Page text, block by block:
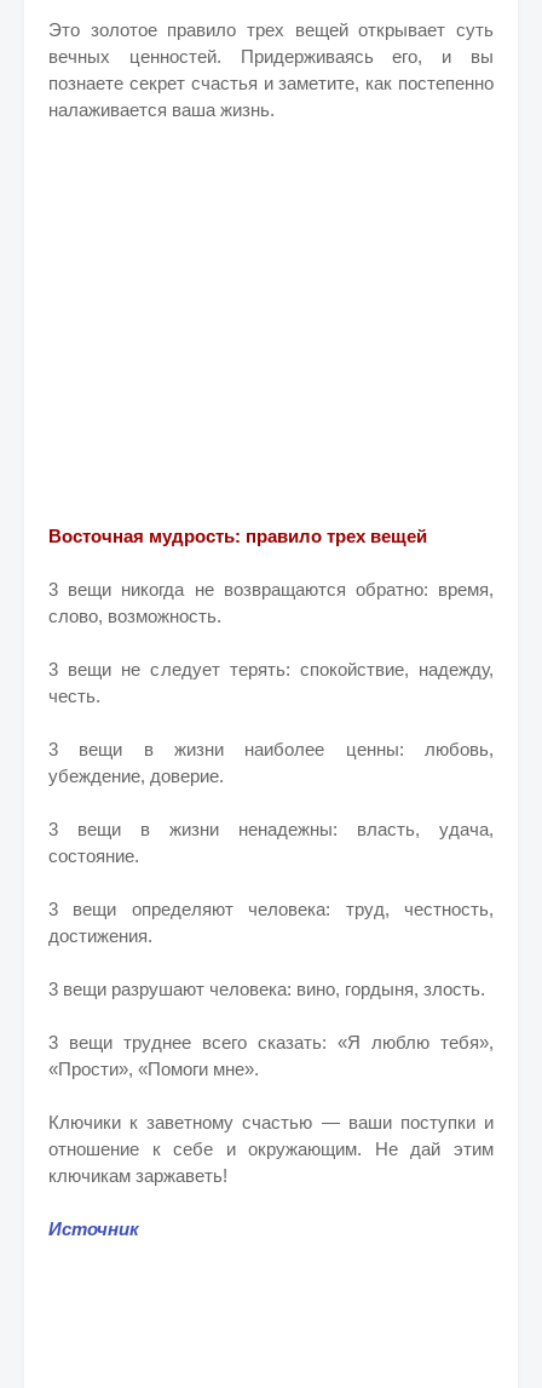
Это золотое правило трех вещей открывает суть
вечных ценностей. Придерживаясь его, и вы
познаете секрет счастья и заметите, как постепенно
налаживается ваша жизнь.
Восточная мудрость: правило трех вещей
3 вещи никогда не возвращаются обратно: время,
слово, возможность.
3 вещи не следует терять: спокойствие, надежду,
честь.
3 вещи в жизни наиболее ценны: любовь,
убеждение, доверие.
3 вещи в жизни ненадежны: власть, удача,
состояние.
3 вещи определяют человека: труд, честность,
достижения.
3 вещи разрушают человека: вино, гордыня, злость.
3 вещи труднее всего сказать: «Я люблю тебя»,
«Прости», «Помоги мне».
Ключики к заветному счастью — ваши поступки и
отношение к себе и окружающим. Не дай этим
ключикам заржаветь!
Источник